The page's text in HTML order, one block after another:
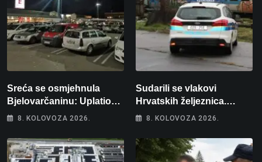
Sreća se osmjehnula
Bjelovarčaninu: Uplatio
samo 4 eura, a osvojio
8. KOLOVOZA 2026.
Sudarili se vlakovi
Hrvatskih željeznica.
Šestero osoba teško
intenzivnoj
8. KOLOVOZA 2026.